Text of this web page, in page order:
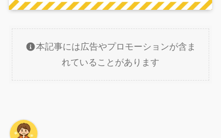
本記事には広告やプロモーションが含ま
れていることがあります